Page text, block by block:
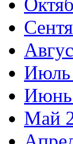
Июль
Июнь
Май